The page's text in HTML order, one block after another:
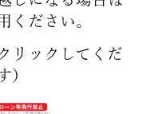
ください。
リックしてくだ
）